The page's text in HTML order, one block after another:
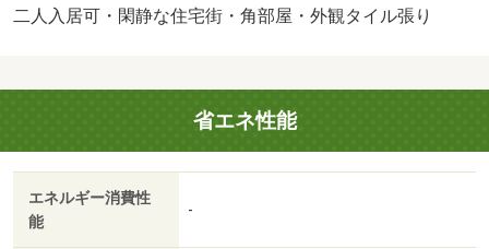
とがなくなる独立洗面台を備えております。収納はクロゼ
まいるパック 99000円/室内抗菌代 18700円/鍵交換
二人入居可・閑静な住宅街・角部屋・外観タイル張り
省エネ性能
エネルギー消費性
能
-